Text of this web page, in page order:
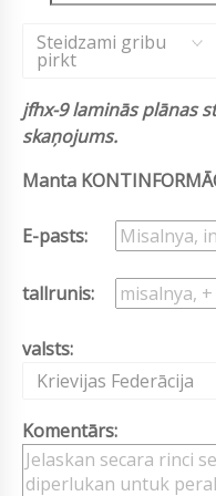
Steidzami gribu
pirkt
jfhx-9 laminās plānas
skaņojums.
Manta
E-pasts:
tallrunis:
valsts:
Krievijas Federācija
Komentārs: